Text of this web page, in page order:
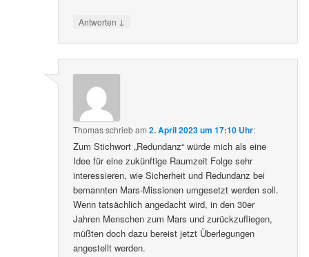
Antworten ↓
Thomasschriebam2. April 2023 um 17:10 Uhr:
Zum Stichwort „Redundanz“ würde mich als eine
Idee für eine zukünftige Raumzeit Folge sehr
interessieren, wie Sicherheit und Redundanz bei
bemannten Mars-Missionen umgesetzt werden soll.
Wenn tatsächlich angedacht wird, in den 30er
Jahren Menschen zum Mars und zurückzufliegen,
müßten doch dazu bereist jetzt Überlegungen
angestellt werden.